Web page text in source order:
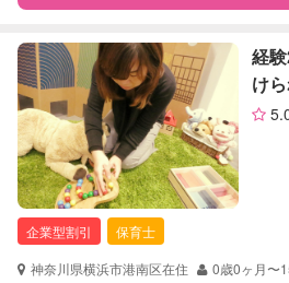
レッスン
英語レッス
音楽レッス
スポーツレ
絵・工作レ
定期予約 可能
お子様の撮影
対応可能
特徴 料金 レビュー
サポートの特徴
資格
企業型割引
自治体届出
保育士
ビーシッタ
経
け
企業型割引
保育士
神奈川県横浜市港南区在住
0歳0ヶ月〜